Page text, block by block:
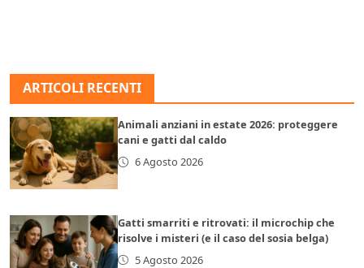
ARTICOLI RECENTI
Animali anziani in estate 2026: proteggere
cani e gatti dal caldo
6 Agosto 2026
Gatti smarriti e ritrovati: il microchip che
risolve i misteri (e il caso del sosia belga)
5 Agosto 2026